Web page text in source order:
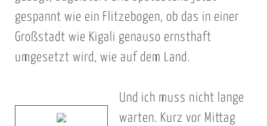
gespannt wie ein Flitzebogen, ob das in einer
Großstadt wie Kigali genauso ernsthaft
umgesetzt wird, wie auf dem Land.
Und ich muss nicht lange
warten. Kurz vor Mittag